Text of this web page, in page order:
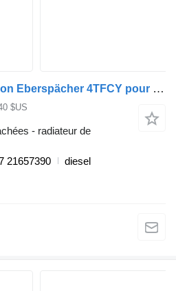
Radiateur de climatisation Eberspächer 4TFCY pour Volvo B6, B7, B9, B10, B12 bus (1978-2011)
$US
- radiateur de
21657390
diesel